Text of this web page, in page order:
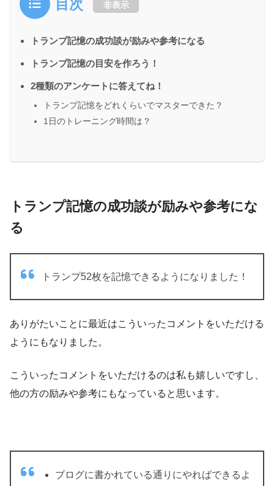
目次 非表示
トランプ記憶の成功談が励みや参考になる
トランプ記憶の目安を作ろう！
2種類のアンケートに答えてね！
トランプ記憶をどれくらいでマスターできた？
1日のトレーニング時間は？
トランプ記憶の成功談が励みや参考にな
る
トランプ52枚を記憶できるようになりました！
ありがたいことに最近はこういったコメントをいただける
ようにもなりました。
こういったコメントをいただけるのは私も嬉しいですし、
他の方の励みや参考にもなっていると思います。
ブログに書かれている通りにやればできるよ